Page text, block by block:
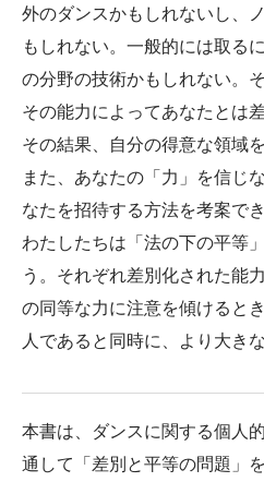
外のダンスかもしれないし、
もしれない。一般的には取る
の分野の技術かもしれない。
その能力によってあなたとは
その結果、自分の得意な領域
また、あなたの「力」を信じ
なたを招待する方法を考案で
わたしたちは「法の下の平等
う。それぞれ差別化された能
の同等な力に注意を傾けると
人であると同時に、より大き
本書は、ダンスに関する個人
通して「差別と平等の問題」